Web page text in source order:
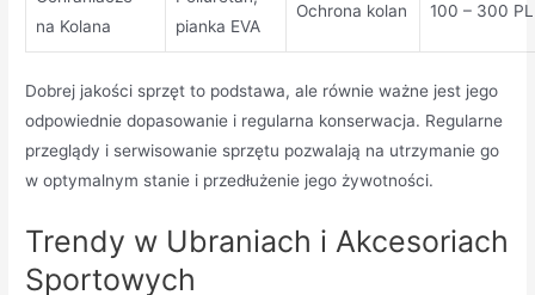
na Kolana
pianka EVA
Ochrona kolan 100 – 300
Dobrej jakości sprzęt to podstawa, ale równie ważne jest jego
odpowiednie dopasowanie i regularna konserwacja. Regularne
przeglądy i serwisowanie sprzętu pozwalają na utrzymanie go
w optymalnym stanie i przedłużenie jego żywotności.
Trendy w Ubraniach i Akcesoriach
Sportowych